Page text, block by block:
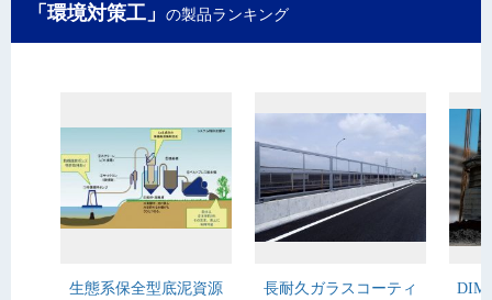
「環境対策工」 の製品ランキング
生態系保全型底泥資源 長耐久ガラスコーティ DIM